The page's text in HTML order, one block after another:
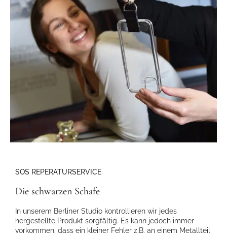
SOS REPERATURSERVICE
Die schwarzen Schafe
In unserem Berliner Studio kontrollieren wir jedes
hergestellte Produkt sorgfältig. Es kann jedoch immer
vorkommen, dass ein kleiner Fehler z.B. an einem Metallteil